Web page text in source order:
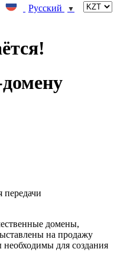
Русский
▼
передачи
домены,
на продажу
для создания